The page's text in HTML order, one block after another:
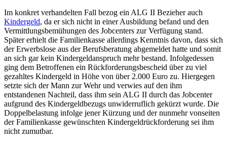
Im konkret verhandelten Fall bezog ein ALG II Bezieher auch
Kindergeld, da er sich nicht in einer Ausbildung befand und den
Vermittlungsbemühungen des Jobcenters zur Verfügung stand.
Später erhielt die Familienkasse allerdings Kenntnis davon, dass sich
der Erwerbslose aus der Berufsberatung abgemeldet hatte und somit
an sich gar kein Kindergeldanspruch mehr bestand. Infolgedessen
ging dem Betroffenen ein Rückforderungsbescheid über zu viel
gezahltes Kindergeld in Höhe von über 2.000 Euro zu. Hiergegen
setzte sich der Mann zur Wehr und verwies auf den ihm
entstandenen Nachteil, dass ihm sein ALG II durch das Jobcenter
aufgrund des Kindergeldbezugs unwiderruflich gekürzt wurde. Die
Doppelbelastung infolge jener Kürzung und der nunmehr vonseiten
der Familienkasse gewünschten Kindergeldrückforderung sei ihm
nicht zumutbar.